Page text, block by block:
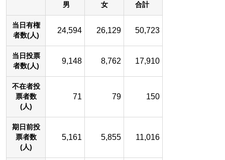
男 女 合計
当日有権
者数(人)
24,594 26,129 50,723
当日投票
者数(人)
9,148 8,762 17,910
不在者投
票者数
(人)
71 79 150
期日前投
票者数
(人)
5,161 5,855 11,016